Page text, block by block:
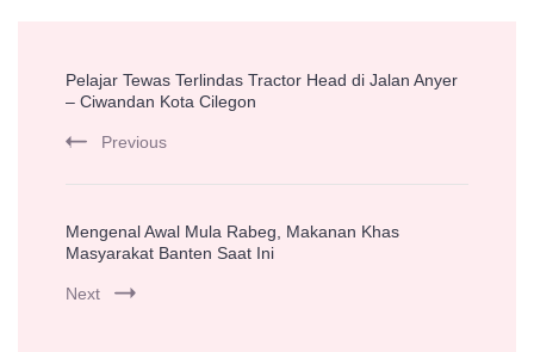
Navigation
Pelajar Tewas Terlindas Tractor Head di Jalan Anyer
– Ciwandan Kota Cilegon
Previous
Mengenal Awal Mula Rabeg, Makanan Khas
Masyarakat Banten Saat Ini
Next